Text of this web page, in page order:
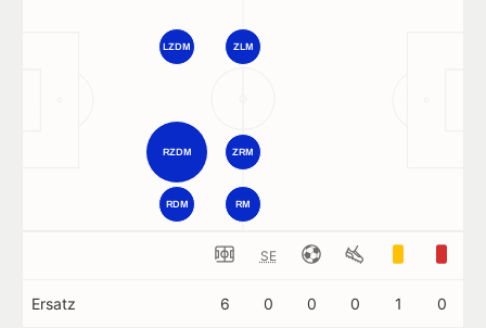
RZDM
LZDM
RDM
ZRM
RM
ZLM
SE
Ersatz 6 0 0 0 1 0